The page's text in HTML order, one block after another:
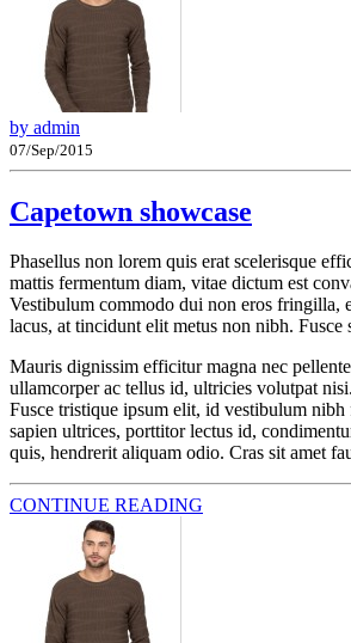
by admin
07/Sep/2015
Capetown showcase
Phasellus non lorem quis erat scelerisque
mattis fermentum diam, vitae dictum est
Vestibulum commodo dui non eros fringilla,
lacus, at tincidunt elit metus non nibh.
Mauris dignissim efficitur magna nec
ullamcorper ac tellus id, ultricies volutpat
Fusce tristique ipsum elit, id vestibulum
sapien ultrices, porttitor lectus id,
quis, hendrerit aliquam odio. Cras sit amet
CONTINUE READING